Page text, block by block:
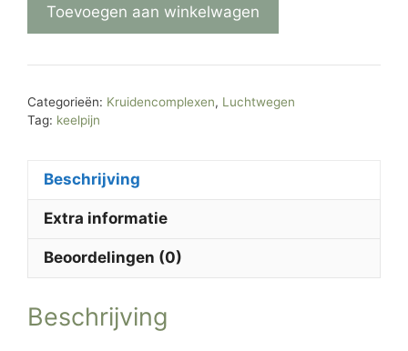
aantal
Toevoegen aan winkelwagen
Categorieën: Kruidencomplexen, Luchtwegen
Tag: keelpijn
Beschrijving
Extra informatie
Beoordelingen (0)
Beschrijving